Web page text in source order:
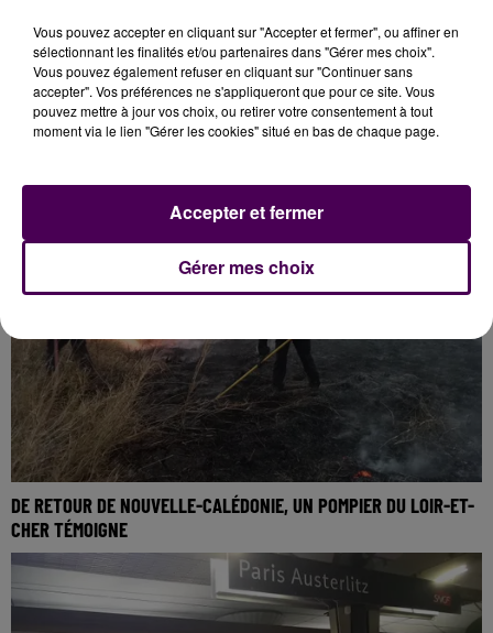
SUD-OUEST
DE RETOUR DE NOUVELLE-CALÉDONIE, UN POMPIER DU LOIR-ET-
CHER TÉMOIGNE
Vous pouvez accepter en cliquant sur "Accepter et fermer", ou affiner en
sélectionnant les finalités et/ou partenaires dans "Gérer mes choix".
Vous pouvez également refuser en cliquant sur "Continuer sans
accepter". Vos préférences ne s'appliqueront que pour ce site. Vous
pouvez mettre à jour vos choix, ou retirer votre consentement à tout
moment via le lien "Gérer les cookies" situé en bas de chaque page.
Gérer mes choix
Accepter et fermer